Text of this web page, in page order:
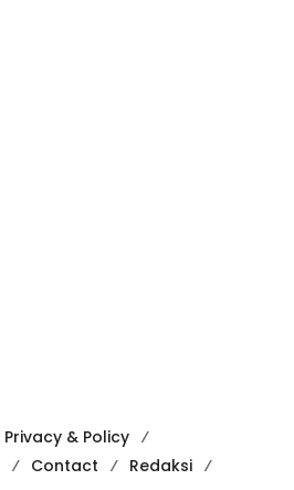
Privacy & Policy
Contact
Redaksi